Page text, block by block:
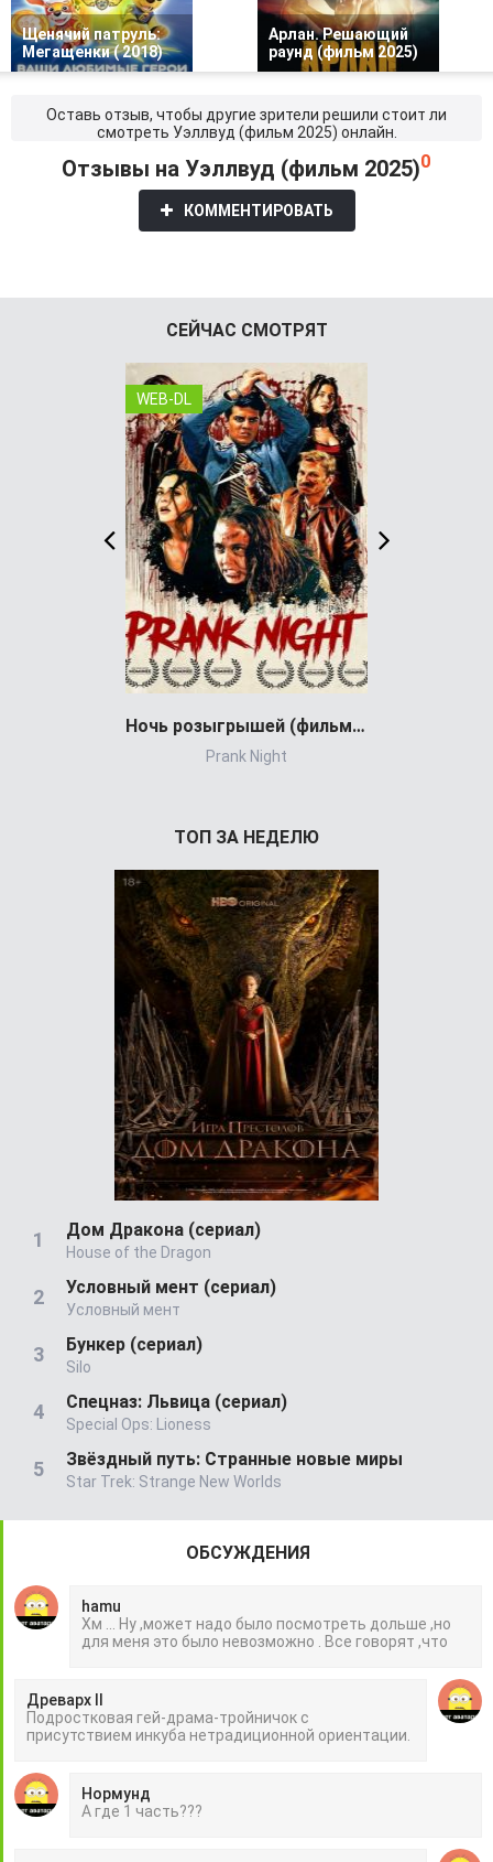
Щенячий патруль:
Мегащенки ( 2018)
Арлан. Решающий
раунд (фильм 2025)
Оставь отзыв, чтобы другие зрители решили стоит ли
смотреть Уэллвуд (фильм 2025) онлайн.
Отзывы на Уэллвуд (фильм 2025)0
КОММЕНТИРОВАТЬ
СЕЙЧАС СМОТРЯТ
WEB-DL
Ночь розыгрышей (фильм 2026)
Prank Night
ТОП ЗА НЕДЕЛЮ
Дом Дракона (сериал)
House of the Dragon
Условный мент (сериал)
Условный мент
Бункер (сериал)
Silo
Спецназ: Львица (сериал)
Special Ops: Lioness
Звёздный путь: Странные новые миры
Star Trek: Strange New Worlds
ОБСУЖДЕНИЯ
hamu
Хм ... Ну ,может надо было посмотреть дольше ,но
для меня это было невозможно . Все говорят ,что
Древарх II
Подростковая гей-драма-тройничок с
присутствием инкуба нетрадиционной ориентации.
Нормунд
А где 1 часть???